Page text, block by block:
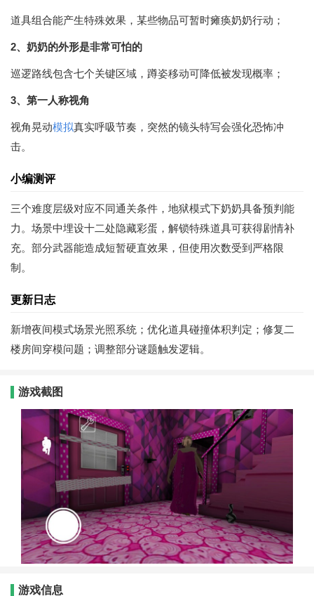
道具组合能产生特殊效果，某些物品可暂时瘫痪奶奶行动；
2、奶奶的外形是非常可怕的
巡逻路线包含七个关键区域，蹲姿移动可降低被发现概率；
3、第一人称视角
视角晃动模拟真实呼吸节奏，突然的镜头特写会强化恐怖冲
击。
小编测评
三个难度层级对应不同通关条件，地狱模式下奶奶具备预判能
力。场景中埋设十二处隐藏彩蛋，解锁特殊道具可获得剧情补
充。部分武器能造成短暂硬直效果，但使用次数受到严格限
制。
更新日志
新增夜间模式场景光照系统；优化道具碰撞体积判定；修复二
楼房间穿模问题；调整部分谜题触发逻辑。
游戏截图
游戏信息